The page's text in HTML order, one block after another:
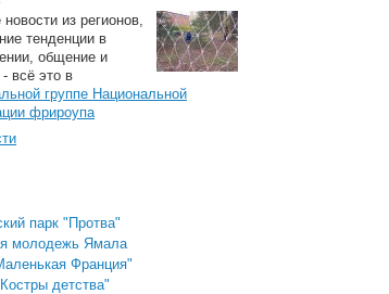
из регионов,
тенденции в
общение и
всё это в
группе Национальной
фрироупа
парк "Протва"
молодежь Ямала
Франция"
детства"